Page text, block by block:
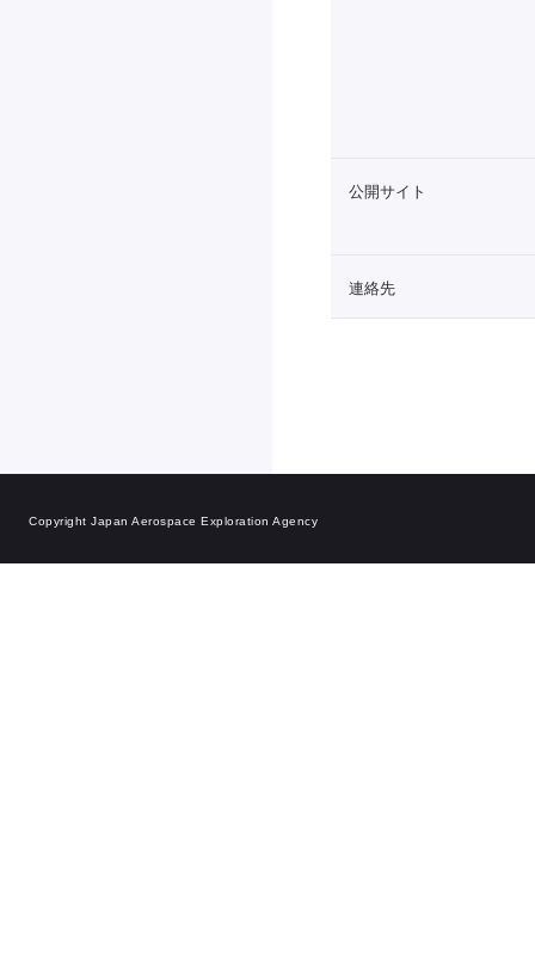
公開サイト
連絡先
Copyright Japan Aerospace Exploration Agency